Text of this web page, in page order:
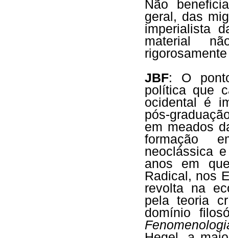
Não
geral, das
imperialista
material
JBF: O
política que
ocidental é
pós-
em meados
formação
neoclássica
anos em
Radical, nos
revolta na
pela teoria
domínio